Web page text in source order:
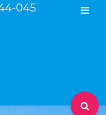
045